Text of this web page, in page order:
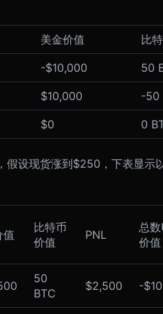
美金价值 比
-$10,000 50
$10,000 -50
$0 0
设现货涨到$250，下表显示
值
比特币
价值
PNL
总
价值
50
BTC
$2,500 -